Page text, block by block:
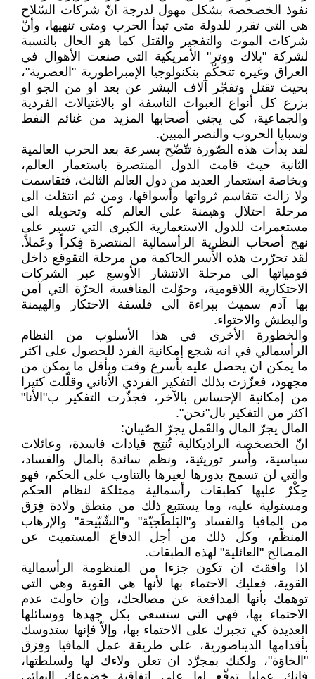
نفوذ الخصخصة بشكل مهول لدرجة انّ شركات السّلاح
هي التي تقرر للدولة متى تبدأ الحرب ومتى تنهيها، وأنّ
شركات الموت والتفجير والقتل كما هو الحال بالنسبة
لشركة "بلاك ووتر" الأمريكية التي صنعت الأهوال في
العراق وغيره تتحكّم بتكنولوجيا الإمبراطورية "العصرية"،
بحيث تقتل وتفجّر آلاف البشر عن بعد او من الجو او
بزرع كل أنواع العبوات الناسفة او بالاغتيالات الفردية
والجماعية، كي يجني أصحابها المزيد من غنائم النفط
وسبايا الحروب والنصر المبين.
لقد بدأت هذه الصّورة تتّضّح بسرعة بعد الحرب العالمية
الثانية حيث قامت الدول المنتصرة باستعمار العالم،
وبخاصة استعمار العديد من دول العالم الثالث، فتقاسمت
ولا زالت تتقاسم ثرواتها وأسواقها، ومن ثم انتقلت الى
مرحلة احتلال وهيمنة على العالم كله وتحويله الى
مستعمرات للدول الاستعمارية الكبرى التي تسير على
نهج أصحاب النظرية الرأسمالية المنتصرة فِكراً وعَملاً.
لقد تحرّرت هذه الأُسر الحاكمة من مرحلة التقوقع داخل
قومياتها الى مرحلة الانتشار الأوسع عبر الشركات
الاحتكارية اللاقومية، وحوّلت المنافسة الحرّة التي آمن
بها آدم سميث ببراءة الى فلسفة الاحتكار والهيمنة
والبطش والاحتواء.
والخطورة الأخرى في هذا الأسلوب من النظام
الرأسمالي في انه شجع إمكانية الفرد للحصول على اكثر
ما يمكن ان يحصل عليه بأسرع وقت وبأقل ما يمكن من
مجهود، فعزّزت بذلك التفكير الفردي الأناني وقلّلت كثيرا
من إمكانية الإحساس بالآخر، فجذّرت التفكير ب"الأنا"
اكثر من التفكير بال"نحن".
المال يجرّ المال والقَمل يجرّ الصّيبان:
انّ الخصخصة الراديكالية تُنتِج قيادات فاسدة، وعائلات
سياسية، وأُسر توريثية، ونظم سائدة بالمال والفساد،
والتي لن تسمح بدورها لغيرها بالتناوب على الحكم، فهو
حِكْرٌ عليها كطبقات رأسمالية ممتلكة لنظام الحكم
ومستولية عليه، وما يستتبع ذلك من منطق ولادة فِرَق
من المافيا والفساد و"البَلطَجيّة" و"الشّبّيحة" والإرهاب
المنظّم، وكل ذلك من أجل الدفاع المستميت عن
المصالح "العائلية" لهذه الطبقات.
اذا وافقتَ ان تكون جزءا من المنظومة الرأسمالية
القوية، فعليك الاحتماء بها لأنها هي القوية وهي التي
توهمك بأنها المدافعة عن مصالحك، وإن حاولت عدم
الاحتماء بها، فهي التي ستسعى بكل جهدها ووسائلها
العديدة كي تجبرك على الاحتماء بها، وإلاّ فإنها ستدوسك
بأقدامها الديناصورية، على طريقة عمل المافيا وفِرَق
"الخاوَة"، ولكنك بمجرَّد ان تعلن ولاءك لها ولسلطتها،